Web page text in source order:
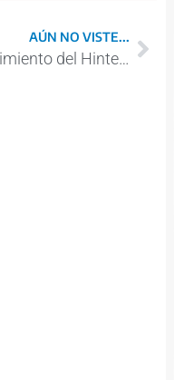
AÚN NO VISTE...
Mesa de trabajo para el Fortalecimiento del Hinterland en Quequén